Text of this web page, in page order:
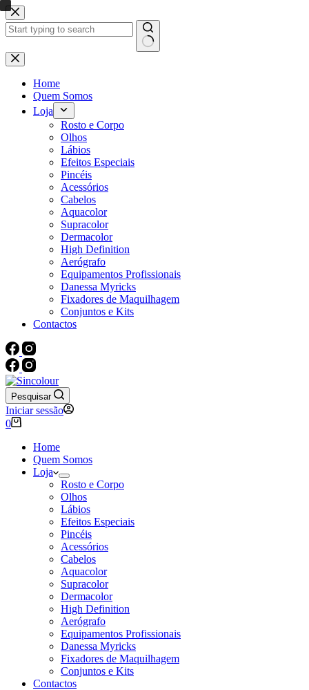
Pular
para
o
Sem
resultados
Home
Quem Somos
Loja
Rosto e Corpo
Olhos
Lábios
Efeitos Especiais
Pincéis
Acessórios
Cabelos
Aquacolor
Supracolor
Dermacolor
High Definition
Aerógrafo
Equipamentos Profissionais
Danessa Myricks
Fixadores de Maquilhagem
Conjuntos e Kits
Contactos
Pesquisar
Iniciar sessão
Carrinho
compras
0
Home
Quem Somos
Loja
Rosto e Corpo
Olhos
Lábios
Efeitos Especiais
Pincéis
Acessórios
Cabelos
Aquacolor
Supracolor
Dermacolor
High Definition
Aerógrafo
Equipamentos Profissionais
Danessa Myricks
Fixadores de Maquilhagem
Conjuntos e Kits
Contactos